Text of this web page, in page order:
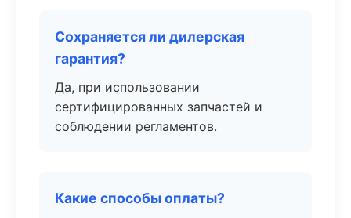
Сохраняется ли дилерская
гарантия?
Да, при использовании
сертифицированных запчастей и
соблюдении регламентов.
Какие способы оплаты?